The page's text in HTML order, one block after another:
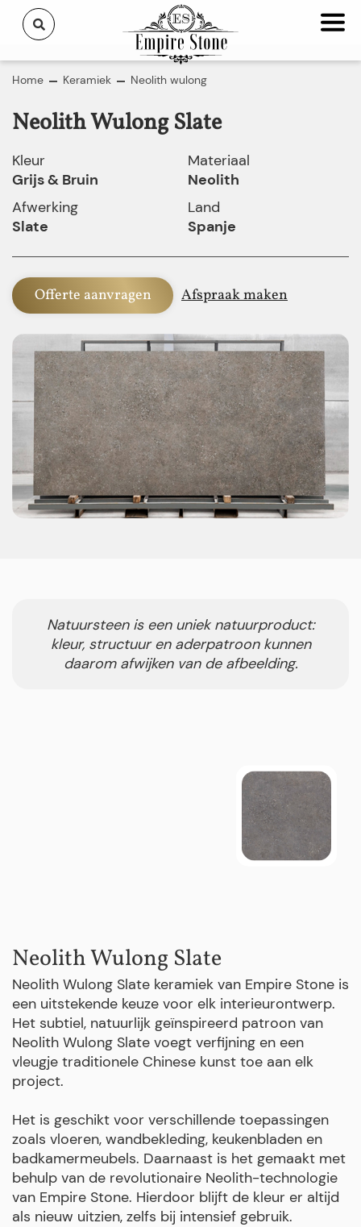
Home Keramiek Neolith wulong
Neolith Wulong Slate
Kleur
Grijs & Bruin
Afwerking
Slate
Materiaal
Neolith
Land
Spanje
Offerte aanvragen Afspraak maken
Natuursteen is een uniek natuurproduct:
kleur, structuur en aderpatroon kunnen
daarom afwijken van de afbeelding.
Neolith Wulong Slate
Neolith Wulong Slate keramiek van Empire Stone is
een uitstekende keuze voor elk interieurontwerp.
Het subtiel, natuurlijk geïnspireerd patroon van
Neolith Wulong Slate voegt verfijning en een
vleugje traditionele Chinese kunst toe aan elk
project.
Het is geschikt voor verschillende toepassingen
zoals vloeren, wandbekleding, keukenbladen en
badkamermeubels. Daarnaast is het gemaakt met
behulp van de revolutionaire Neolith-technologie
van Empire Stone. Hierdoor blijft de kleur er altijd
als nieuw uitzien, zelfs bij intensief gebruik.